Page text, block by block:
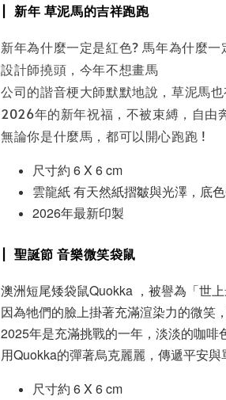
| 新年 草泥馬的吉祥跑跑
新年為什麼一定是紅色? 馬年為什麼一
設計師撓頭，今年不想畫馬
公司的諧音梗大師默默地說，草泥馬也
2026年的新年祝福，不被束縛，自由
無論你是什麼馬，都可以開心跑跑 !
尺寸約 6 X 6 cm
雲龍紙 有天然紙摺皺與光澤，底
2026年最新印製
| 聖誕節 音樂微笑袋鼠
澳洲短尾矮袋鼠Quokka ，被譽為「世上
因為牠們的臉上掛著充滿渲染力的微笑
2025年是充滿挑戰的一年，淡淡的咖啡
用Quokka的彈著烏克麗麗，傳遞平安
尺寸約 6 X 6 cm